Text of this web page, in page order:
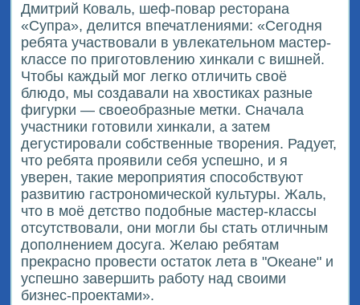
Дмитрий Коваль, шеф-повар ресторана
«Супра», делится впечатлениями: «Сегодня
ребята участвовали в увлекательном мастер-
классе по приготовлению хинкали с вишней.
Чтобы каждый мог легко отличить своё
блюдо, мы создавали на хвостиках разные
фигурки — своеобразные метки. Сначала
участники готовили хинкали, а затем
дегустировали собственные творения. Радует,
что ребята проявили себя успешно, и я
уверен, такие мероприятия способствуют
развитию гастрономической культуры. Жаль,
что в моё детство подобные мастер-классы
отсутствовали, они могли бы стать отличным
дополнением досуга. Желаю ребятам
прекрасно провести остаток лета в "Океане" и
успешно завершить работу над своими
бизнес-проектами».